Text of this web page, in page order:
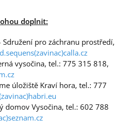
doplnit:
Sdružení pro záchranu prostředí,
vysočina, tel.: 775 315 818,
úložiště Kraví hora, tel.: 777
domov Vysočina, tel.: 602 788